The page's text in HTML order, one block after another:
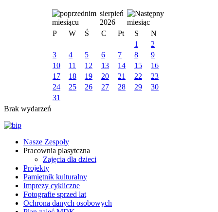
sierpień
2026
P
W Ś C Pt S
N
1
2
3
4 5 6 7 8
9
10
11 12 13 14 15
16
17
18 19 20 21 22
23
24
25 26 27 28 29
30
31
Brak wydarzeń
Nasze Zespoły
Pracownia plasytczna
Zajęcia dla dzieci
Projekty
Pamiętnik kulturalny
Imprezy cykliczne
Fotografie sprzed lat
Ochrona danych osobowych